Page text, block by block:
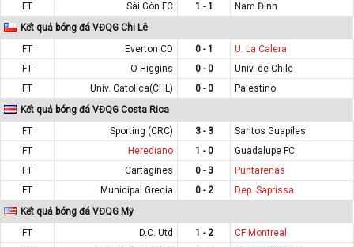
FT
Sài Gòn FC 1 - 1
Nam Định
Kết quả bóng đá VĐQG Chi Lê
FT
Everton CD 0 - 1
U. La Calera
FT
O Higgins 0 - 0
Univ. de Chile
FT
Univ. Catolica(CHL) 0 - 0
Palestino
Kết quả bóng đá VĐQG Costa Rica
FT
Sporting (CRC) 3 - 3
Santos Guapiles
FT
Herediano 1 - 0
Guadalupe FC
FT
Cartagines 0 - 3
Puntarenas
FT
Municipal Grecia 0 - 2
Dep. Saprissa
Kết quả bóng đá VĐQG Mỹ
FT
D.C. Utd 1 - 2
CF Montreal